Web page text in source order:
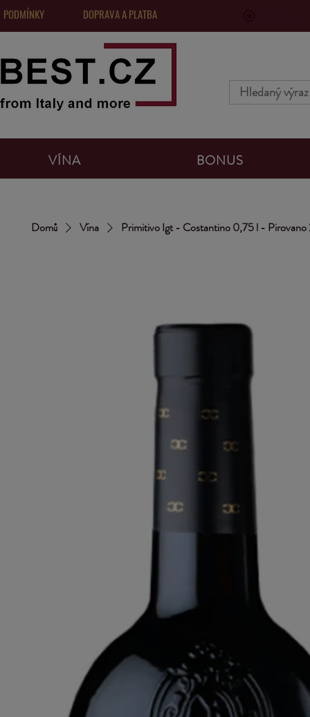
DOPRAVA A PLATBA
VÍNA BONUS
Domů Vína Primitivo Igt - Costantino 0,75 l -